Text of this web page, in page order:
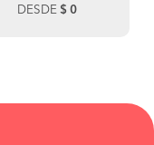
DESDE $ 0